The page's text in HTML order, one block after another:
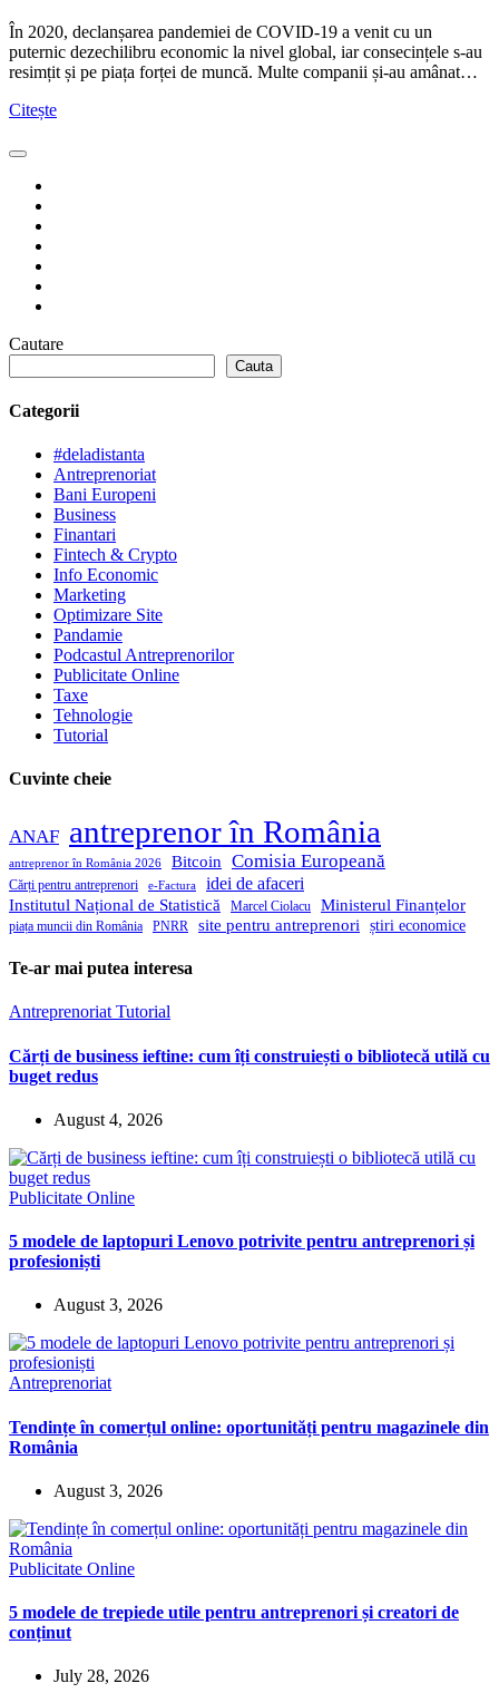
În 2020, declanșarea pandemiei de COVID-19 a venit cu un
puternic dezechilibru economic la nivel global, iar consecințele s-au
resimțit și pe piața forței de muncă. Multe companii și-au amânat…
Citește
Cautare
Cauta
Categorii
#deladistanta
Antreprenoriat
Bani Europeni
Business
Finantari
Fintech & Crypto
Info Economic
Marketing
Optimizare Site
Pandamie
Podcastul Antreprenorilor
Publicitate Online
Taxe
Tehnologie
Tutorial
Cuvinte cheie
ANAF antreprenor în România
antreprenor în România 2026 Bitcoin Comisia Europeană
Cărți pentru antreprenori e-Factura idei de afaceri
Institutul Național de Statistică Marcel Ciolacu Ministerul Finanțelor
piața muncii din România PNRR site pentru antreprenori știri economice
Te-ar mai putea interesa
Antreprenoriat Tutorial
Cărți de business ieftine: cum îți construiești o bibliotecă utilă cu
buget redus
August 4, 2026
Publicitate Online
5 modele de laptopuri Lenovo potrivite pentru antreprenori și
profesioniști
August 3, 2026
Antreprenoriat
Tendințe în comerțul online: oportunități pentru magazinele din
România
August 3, 2026
Publicitate Online
5 modele de trepiede utile pentru antreprenori și creatori de
conținut
July 28, 2026